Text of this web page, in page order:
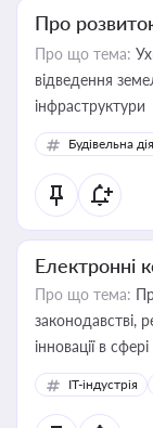
Про
Про що тема:
відведення
інфраструктури
Будівельна
Електронні
Про що тема:
законодавстві,
інновації в
IT-індустрія